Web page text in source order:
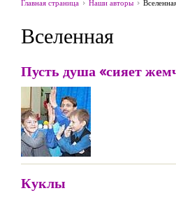
Главная страница Наши авторы
Вселенная
Пусть душа «сияет
Куклы